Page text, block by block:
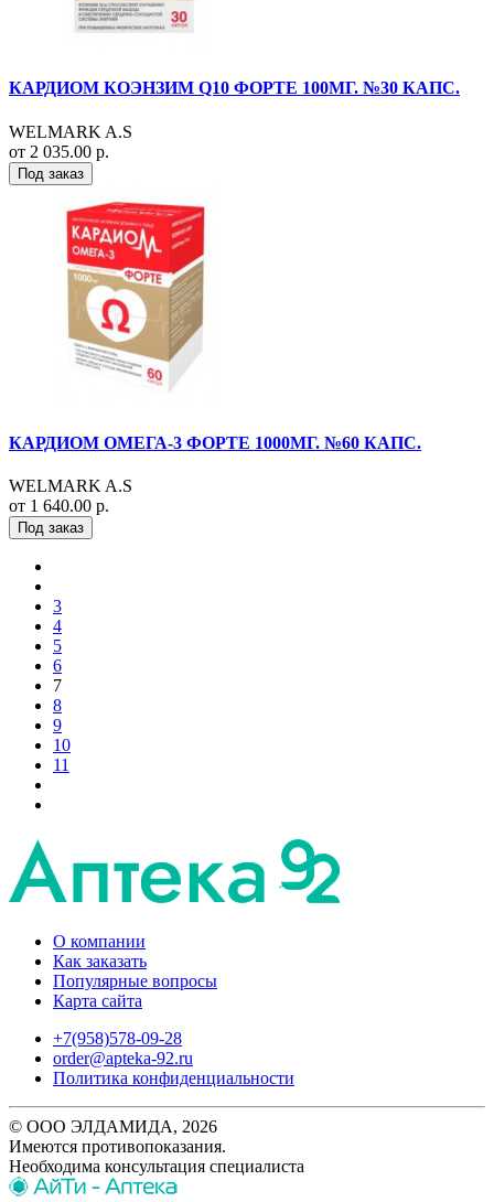
КАРДИОМ КОЭНЗИМ Q10 ФОРТЕ 100МГ. №30 КАПС.
WELMARK A.S
от 2 035.00 р.
Под заказ
КАРДИОМ ОМЕГА-3 ФОРТЕ 1000МГ. №60 КАПС.
WELMARK A.S
от 1 640.00 р.
Под заказ
3
4
5
6
7
8
9
10
11
О компании
Как заказать
Популярные вопросы
Карта сайта
+7(958)578-09-28
order@apteka-92.ru
Политика конфиденциальности
© ООО ЭЛДАМИДА, 2026
Имеются противопоказания.
Необходима консультация специалиста